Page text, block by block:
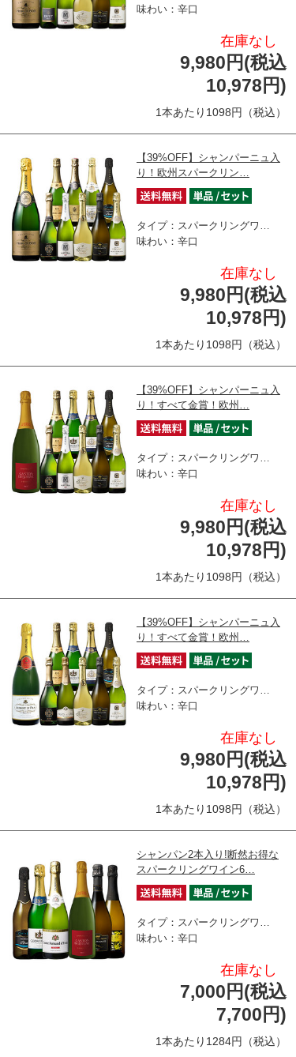
味わい：辛口
在庫なし
9,980円(税込
10,978円)
1本あたり1098円（税込）
【39%OFF】シャンパーニュ入
り！欧州スパークリン…
タイプ：スパークリングワ…
味わい：辛口
在庫なし
9,980円(税込
10,978円)
1本あたり1098円（税込）
【39%OFF】シャンパーニュ入
り！すべて金賞！欧州…
タイプ：スパークリングワ…
味わい：辛口
在庫なし
9,980円(税込
10,978円)
1本あたり1098円（税込）
【39%OFF】シャンパーニュ入
り！すべて金賞！欧州…
タイプ：スパークリングワ…
味わい：辛口
在庫なし
9,980円(税込
10,978円)
1本あたり1098円（税込）
シャンパン2本入り!断然お得な
スパークリングワイン6…
タイプ：スパークリングワ…
味わい：辛口
在庫なし
7,000円(税込
7,700円)
1本あたり1284円（税込）